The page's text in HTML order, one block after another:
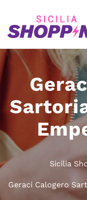
Sicilia
Geraci Calogero